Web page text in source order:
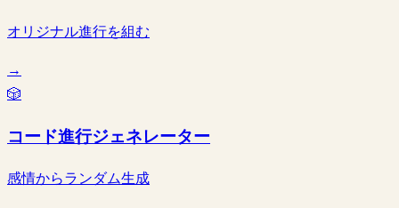
オリジナル進行を組む
→
🎲
コード進行ジェネレーター
感情からランダム生成